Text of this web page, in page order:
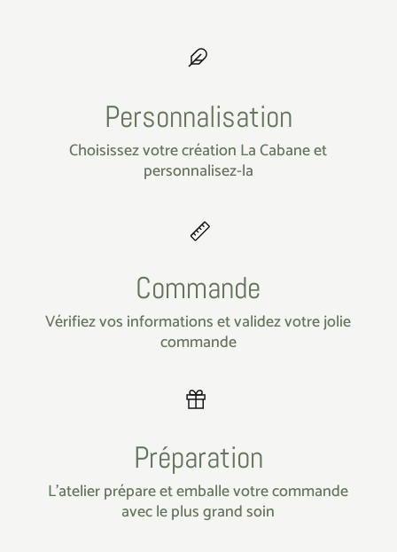
Personnalisation
Choisissez votre création La Cabane et
personnalisez-la
Commande
Vérifiez vos informations et validez votre jolie
commande
Préparation
L’atelier prépare et emballe votre commande
avec le plus grand soin